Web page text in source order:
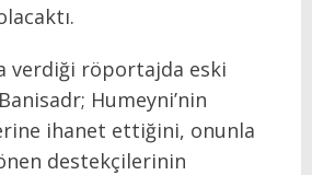
verdiği röportajda eski
Humeyni’nin
ihanet ettiğini, onunla
destekçilerinin